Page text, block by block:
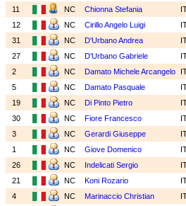
11
NC Chionna Stefania
12
NC Cirillo Angelo Luigi
31
NC D'Urbano Andrea
27
NC D'Urbano Gabriele
2
NC Damato Michele Arcangelo
5
NC Damato Pasquale
19
NC Di Pinto Pietro
30
NC Fiore Francesco
3
NC Gerardi Giuseppe
1
NC Giove Domenico
26
NC Indelicati Sergio
21
NC Koni Rozario
4
NC Marinaccio Christian